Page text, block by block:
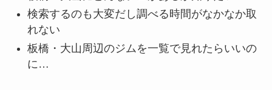
検索するのも大変だし調べる時間がなかなか取
れない
板橋・大山周辺のジムを一覧で見れたらいいの
に…